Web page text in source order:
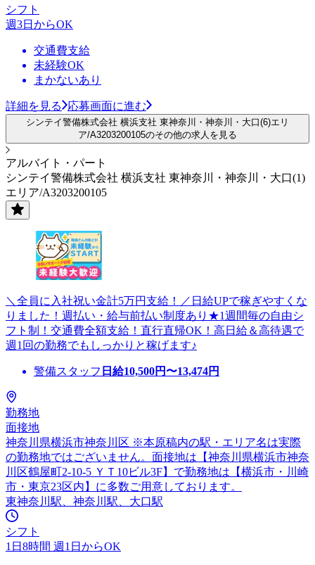
シフト
週3日からOK
交通費支給
未経験OK
まかないあり
詳細を見る 応募画面に進む
シンテイ警備株式会社 横浜支社 東神奈川・神奈川・大口(6)エリ
ア/A3203200105のその他の求人を見る
アルバイト・パート
シンテイ警備株式会社 横浜支社 東神奈川・神奈川・大口(1)
エリア/A3203200105
＼全員に入社祝い金計5万円支給！／日給UPで稼ぎやすくな
りました！週払い・給与前払い制度あり★1週間毎の自由シ
フト制！交通費全額支給！直行直帰OK！高日給＆高待遇で
週1回の勤務でもしっかりと稼げます♪
警備スタッフ 日給10,500円〜13,474円
勤務地
面接地
神奈川県横浜市神奈川区 ※本原稿内の駅・エリア名は実際
の勤務地ではございません。面接地は【神奈川県横浜市神奈
川区鶴屋町2-10-5 ＹＴ10ビル3F】で勤務地は【横浜市・川崎
市・東京23区内】に多数ご用意しております。
東神奈川駅、神奈川駅、大口駅
シフト
1日8時間 週1日からOK